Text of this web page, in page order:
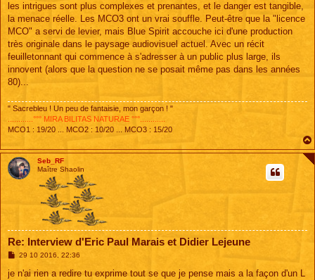
les intrigues sont plus complexes et prenantes, et le danger est tangible,
la menace réelle. Les MCO3 ont un vrai souffle. Peut-être que la "licence
MCO" a servi de levier, mais Blue Spirit accouche ici d'une production
très originale dans le paysage audiovisuel actuel. Avec un récit
feuilletonnant qui commence à s'adresser à un public plus large, ils
innovent (alors que la question ne se posait même pas dans les années
80)...
" Sacrebleu ! Un peu de fantaisie, mon garçon ! "
............°°° MIRA BILITAS NATURAE °°°............
MCO1 : 19/20 ... MCO2 : 10/20 ... MCO3 : 15/20
Seb_RF
Maître Shaolin
Re: Interview d'Eric Paul Marais et Didier Lejeune
M
s
29 10 2016, 22:36
je n'ai rien a redire tu exprime tout se que je pense mais a la façon d'un L